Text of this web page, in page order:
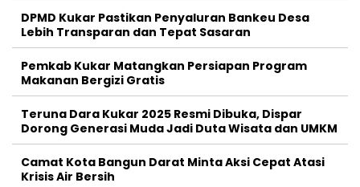
DPMD Kukar Pastikan Penyaluran Bankeu Desa
Lebih Transparan dan Tepat Sasaran
Pemkab Kukar Matangkan Persiapan Program
Makanan Bergizi Gratis
Teruna Dara Kukar 2025 Resmi Dibuka, Dispar
Dorong Generasi Muda Jadi Duta Wisata dan UMKM
Camat Kota Bangun Darat Minta Aksi Cepat Atasi
Krisis Air Bersih